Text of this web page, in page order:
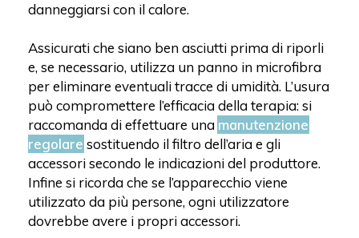
danneggiarsi con il calore.
Assicurati che siano ben asciutti prima di riporli
e, se necessario, utilizza un panno in microfibra
per eliminare eventuali tracce di umidità. L’usura
può compromettere l’efficacia della terapia: si
raccomanda di effettuare una manutenzione
regolare sostituendo il filtro dell’aria e gli
accessori secondo le indicazioni del produttore.
Infine si ricorda che se l’apparecchio viene
utilizzato da più persone, ogni utilizzatore
dovrebbe avere i propri accessori.